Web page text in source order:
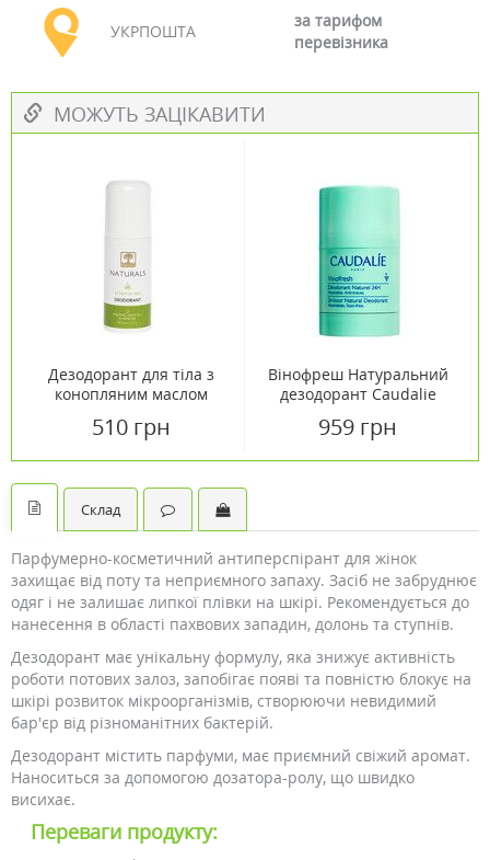
УКРПОШТА
за тарифом
перевізника
МОЖУТЬ ЗАЦІКАВИТИ
Дезодорант для тіла з
конопляним маслом
510 грн
Вінофреш Натуральний
дезодорант Caudalie
959 грн
Склад
Парфумерно-косметичний антиперспірант для жінок
захищає від поту та неприємного запаху. Засіб не забруднює
одяг і не залишає липкої плівки на шкірі. Рекомендується до
нанесення в області пахвових западин, долонь та ступнів.
Дезодорант має унікальну формулу, яка знижує активність
роботи потових залоз, запобігає появі та повністю блокує на
шкірі розвиток мікроорганізмів, створюючи невидимий
бар'єр від різноманітних бактерій.
Дезодорант містить парфуми, має приємний свіжий аромат.
Наноситься за допомогою дозатора-ролу, що швидко
висихає.
Переваги продукту: